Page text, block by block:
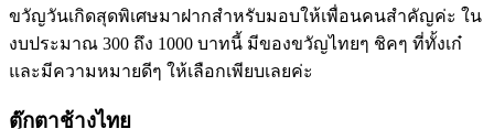
ขวัญวันเกิดสุดพิเศษมาฝากสำหรับมอบให้เพื่อนคนสำคัญค่ะ ใน
งบประมาณ 300 ถึง 1000 บาทนี้ มีของขวัญไทยๆ ชิคๆ ที่ทั้งเก๋
และมีความหมายดีๆ ให้เลือกเพียบเลยค่ะ
ตุ๊กตาช้างไทย